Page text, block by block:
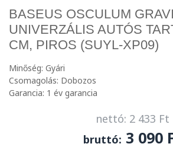
BASEUS OSCULUM
UNIVERZÁLIS AUTÓS
CM, PIROS (SUYL-XP09)
Minőség: Gyári
Csomagolás: Dobozos
Garancia: 1 év garancia
nettó: 2 433 Ft
bruttó: 3 090